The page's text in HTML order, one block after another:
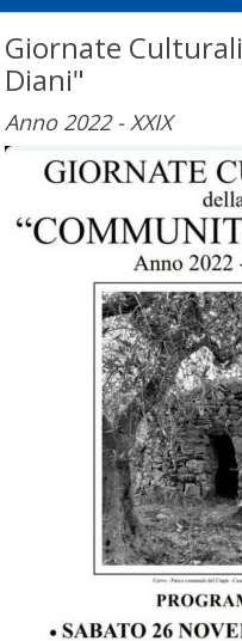
Giornate
Diani"
Anno 2022 - XXIX